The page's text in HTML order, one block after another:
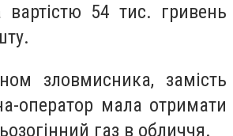
вартістю 54 тис. гривень
зловмисника, замість
оператор мала отримати
газ в обличчя.